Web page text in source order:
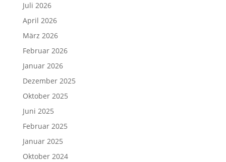
Juli 2026
April 2026
März 2026
Februar 2026
Januar 2026
Dezember 2025
Oktober 2025
Juni 2025
Februar 2025
Januar 2025
Oktober 2024